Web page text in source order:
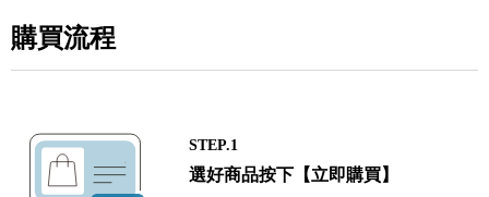
購買流程
STEP.1
選好商品按下【立即購買】